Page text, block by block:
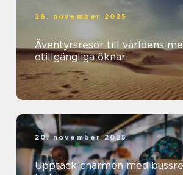
26. november 2025
Äventyrsresor till världens
otillgängliga öknar
20. november 2025
Upptäck charmen med